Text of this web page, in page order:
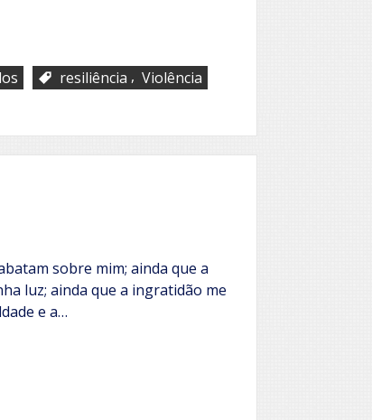
resiliência , Violência
sobre mim; ainda que a
luz; ainda que a ingratidão me
e a…